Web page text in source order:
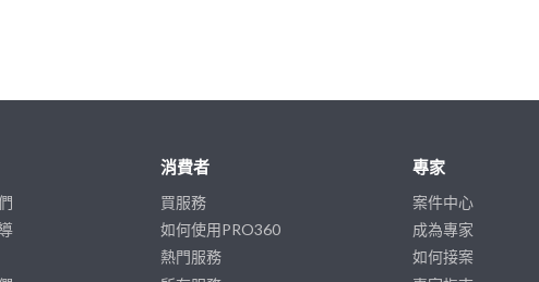
消費者
買服務
如何使用PRO360
熱門服務
專家
案件中心
成為專家
如何接案